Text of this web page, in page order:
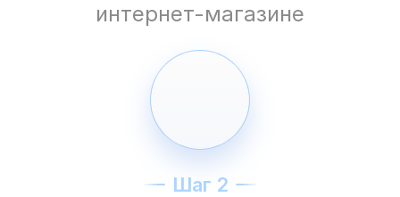
интернет-магазине
Шаг 2